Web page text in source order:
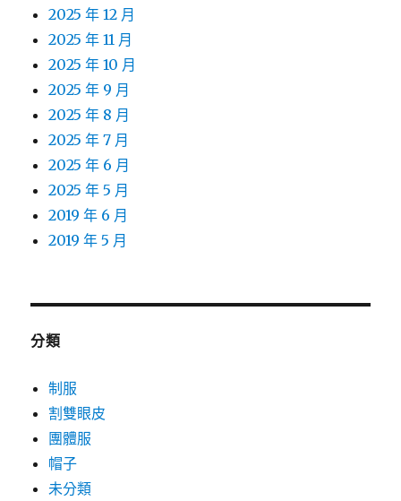
2025 年 12 月
2025 年 11 月
2025 年 10 月
2025 年 9 月
2025 年 8 月
2025 年 7 月
2025 年 6 月
2025 年 5 月
2019 年 6 月
2019 年 5 月
分類
制服
割雙眼皮
團體服
帽子
未分類